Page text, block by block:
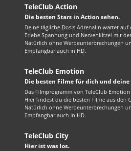
TeleClub Action
Die besten Stars in Action sehen.
Deine tägliche Dosis Adrenalin wartet
Erlebe Spannung und Nervenkitzel mit
Natürlich ohne Werbeunterbrechungen
Empfangbar auch in HD.
TeleClub Emotion
Die besten Filme für dich und deine
Das Filmprogramm von TeleClub
Hier findest du die besten Filme aus den
Natürlich ohne Werbeunterbrechungen
Empfangbar auch in HD.
TeleClub City
Hier ist was los.